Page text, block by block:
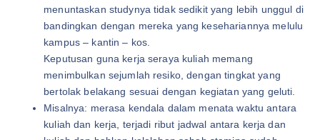
menuntaskan studynya tidak sedikit yang lebih unggul di
bandingkan dengan mereka yang kesehariannya melulu
kampus – kantin – kos.
Keputusan guna kerja seraya kuliah memang
menimbulkan sejumlah resiko, dengan tingkat yang
bertolak belakang sesuai dengan kegiatan yang geluti.
Misalnya: merasa kendala dalam menata waktu antara
kuliah dan kerja, terjadi ribut jadwal antara kerja dan